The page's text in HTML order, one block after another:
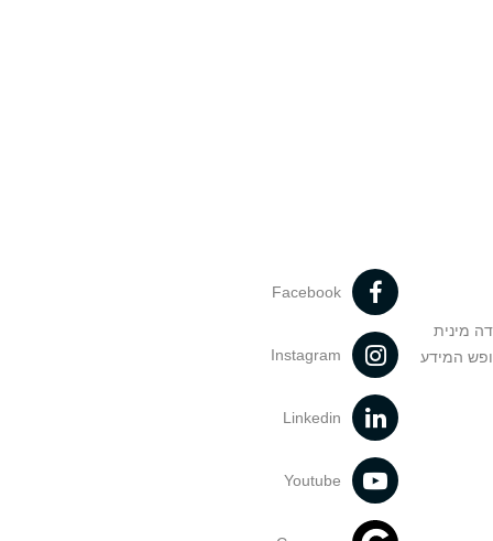
מינית
המידע
Facebook
Instagram
Linkedin
Youtube